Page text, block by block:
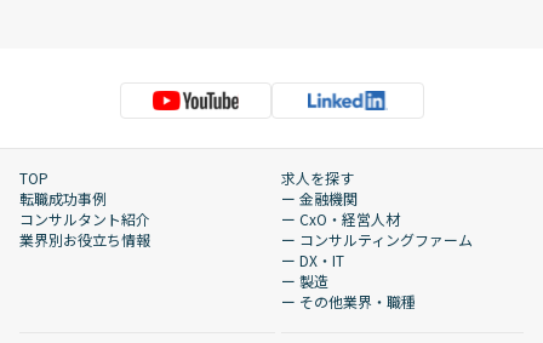
TOP
転職成功事例
コンサルタント紹介
業界別お役立ち情報
求人を探す
ー 金融機関
ー CxO・経営人材
ー コンサルティングファーム
ー DX・IT
ー 製造
ー その他業界・職種